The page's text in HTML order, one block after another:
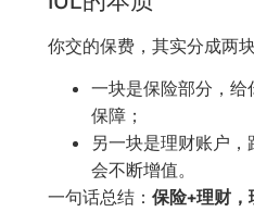
你交的保费，其实分成两块
一块是保险部分，
保障；
另一块是理财账户
会不断增值。
一句话总结： 保险+理财